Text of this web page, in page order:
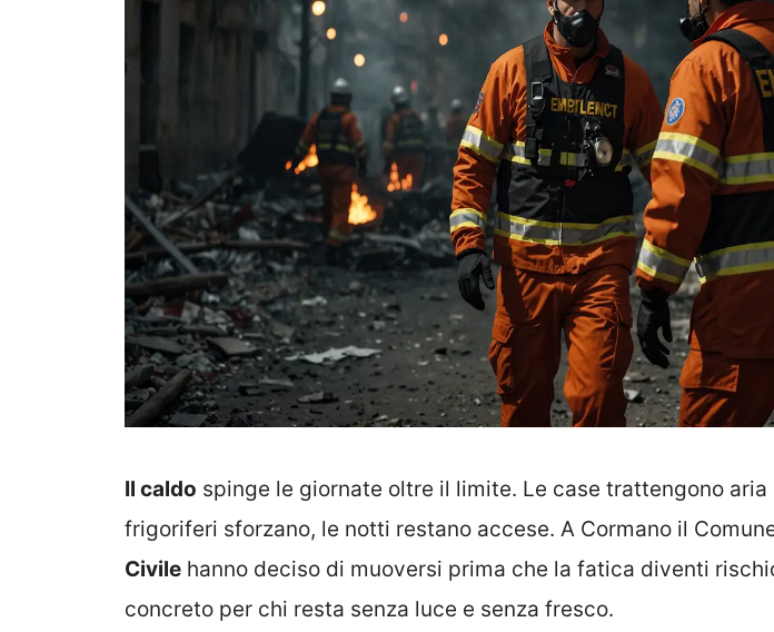
Il caldo spinge le giornate oltre il limite. Le case trattengono aria
frigoriferi sforzano, le notti restano accese. A Cormano il
Civile hanno deciso di muoversi prima che la fatica diventi
concreto per chi resta senza luce e senza fresco.